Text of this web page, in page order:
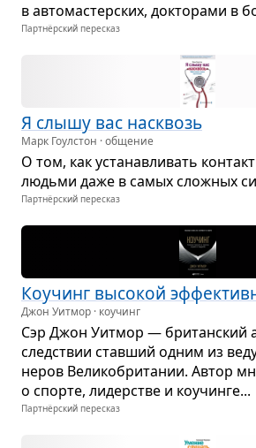
в авто­ма­стер­ских, док­то­рами в
Партнёрский пересказ
Я слышу вас насквозь
Марк Гоулстон · общение
О том, как уста­нав­ли­вать
людьми даже в самых слож­ных
Партнёрский пересказ
Коучинг высо­кой
Джон Уитмор · коучинг
Сэр Джон Уит­мор — бри­тан­ский
след­ствии став­ший одним из
не­ров Вели­ко­бри­та­нии. Автор
о спорте, лидер­стве и коучинге...
Партнёрский пересказ